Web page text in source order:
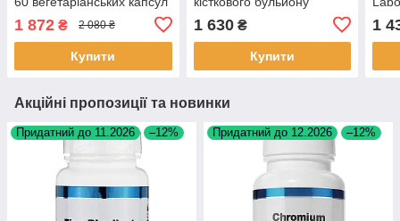
1 872 ₴ 2 080 ₴
Купити
органік 180 капсул BX539
1 630₴
Купити
1
Акційні пропозиції та новинки
Придатний до 11.2026 –12% Придатний до 12.2026 –12%